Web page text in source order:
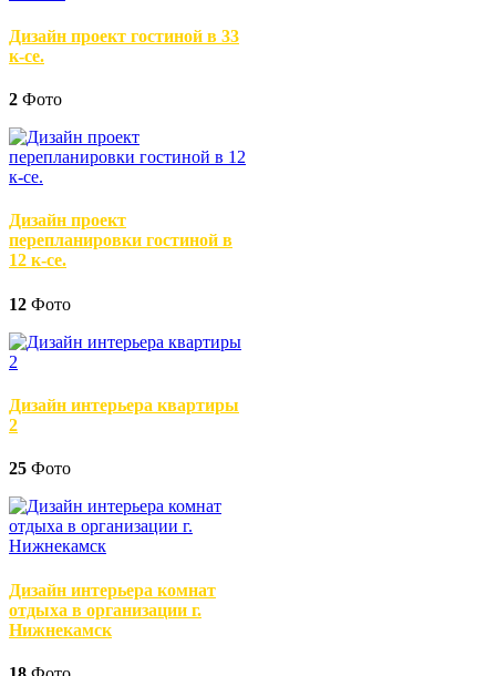
Дизайн проект гостиной в 33
к-се.
2 Фото
Дизайн проект
перепланировки гостиной в
12 к-се.
12 Фото
Дизайн интерьера квартиры
2
25 Фото
Дизайн интерьера комнат
отдыха в организации г.
Нижнекамск